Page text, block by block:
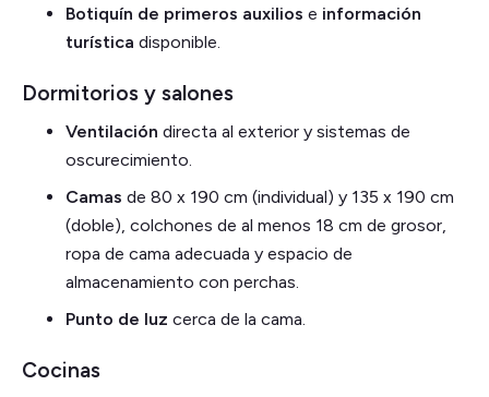
Botiquín de primeros auxilios e información
turística disponible.
Dormitorios y salones
Ventilación directa al exterior y sistemas de
oscurecimiento.
Camas de 80 x 190 cm (individual) y 135 x 190 cm
(doble), colchones de al menos 18 cm de grosor,
ropa de cama adecuada y espacio de
almacenamiento con perchas.
Punto de luz cerca de la cama.
Cocinas